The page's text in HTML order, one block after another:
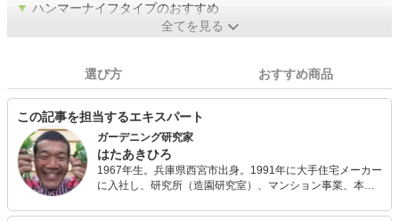
▼ ハンマーナイフタイプのおすすめ
全てを見る
選び方 おすすめ商品
この記事を担当するエキスパート
ガーデニング研究家
はたあきひろ
1967年生。兵庫県西宮市出身。1991年に大手住宅メーカー
に入社し、研究所（造園研究室）、マンション事業、本社
がりを大切にし、毎日丁寧に暮らすことを提案する『庭暮